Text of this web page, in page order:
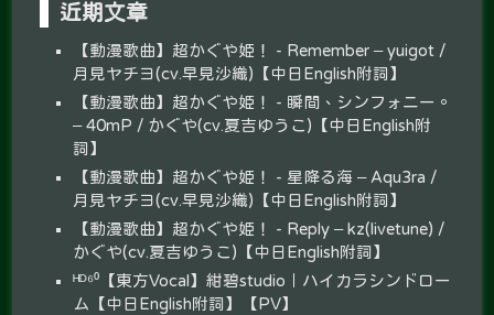
近期文章
【動漫歌曲】超かぐや姫！ - Remember – yuigot /
月見ヤチヨ(cv.早見沙織)【中日English附詞】
【動漫歌曲】超かぐや姫！ - 瞬間、シンフォニー。
– 40mP / かぐや(cv.夏吉ゆうこ)【中日English附
詞】
【動漫歌曲】超かぐや姫！ - 星降る海 – Aqu3ra /
月見ヤチヨ(cv.早見沙織)【中日English附詞】
【動漫歌曲】超かぐや姫！ - Reply – kz(livetune) /
かぐや(cv.夏吉ゆうこ)【中日English附詞】
ᴴᴰ⁶⁰【東方Vocal】紺碧studio｜ハイカラシンドロー
ム【中日English附詞】【PV】